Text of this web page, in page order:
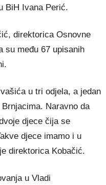
BiH Ivana Perić.
direktorica Osnovne
su među 67 upisanih
u tri odjela, a jedan
Naravno da
djece čija se
djece imamo i u
direktorica Kobačić.
u Vladi